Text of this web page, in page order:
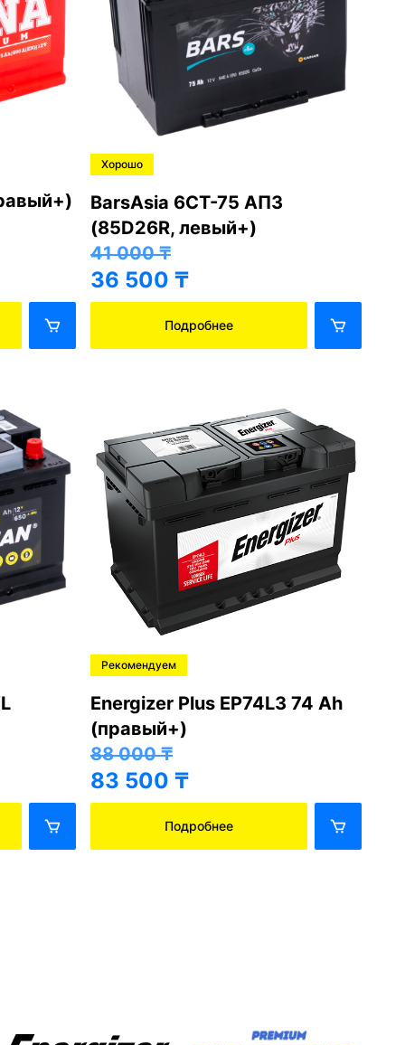
Хорошо
BarsAsia 6СТ-75 АПЗ
(85D26R, левый+)
41 000₸
36 500 ₸
Подробнее
Рекомендуем
Energizer Plus EP74L3 74 Ah
(правый+)
88 000₸
83 500 ₸
Подробнее